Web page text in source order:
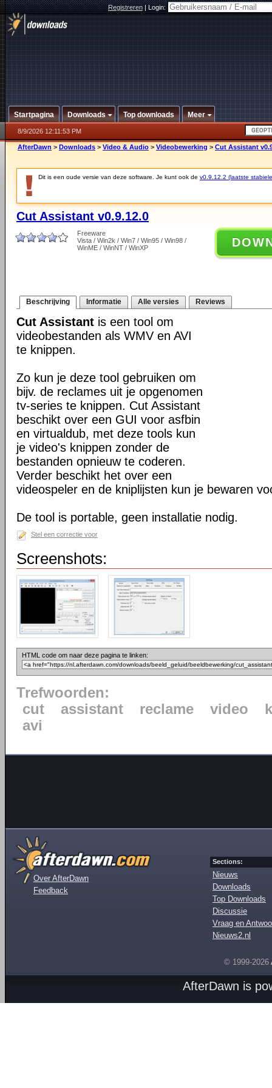
Registreren|Login:
Startpagina Downloads Top downloads Meer
8/9/2026 12:11:53 PM
AfterDawn > Downloads > Video & Audio > Videobewerking > Cut Assistant
Dit is een oude versie van deze software. Je kunt ook de v0.9.12.2 (laatste
Cut Assistant v0.9.12.0
Freeware
Vista / Win2k / Win7 / Win95 / Win98 /
WinME / WinNT / WinXP
Beschrijving Informatie Alle versies Reviews
Cut Assistant is een tool om
videobestanden als WMV en AVI
te knippen.
Zo kun je deze tool gebruiken om
bijv. de reclames uit je opgenomen
tv-series te knippen. Cut Assistant
beschikt over een GUI voor asfbin
en virtualdub, met deze tools kun
je video's knippen zonder de
bestanden opnieuw te coderen.
Verder beschikt het over een
videospeler en de kniplijsten kun je bewaren
De tool is portable, geen installatie nodig.
Stel een correctie voor
Screenshots:
HTML code om naar deze pagina te linken:
Trefwoorden:
cut
assistant reclame video
avi
Over AfterDawn
Feedback
Sections:
Nieuws
Downloads
Top Downloads
Discussie
Vraag en
Nieuws2.nl
© 1999-2026
AfterDawn is